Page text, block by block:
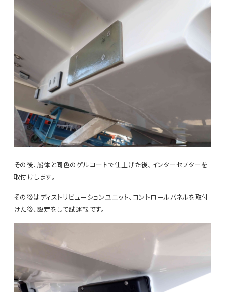
その後、船体と同色のゲルコートで仕上げた後、インターセプタ―を
取付けします。
その後はディストリビューションユニット、コントロールパネルを取付
けた後、設定をして試運転です。